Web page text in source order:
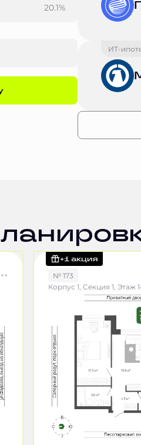
20.1%
ИТ-
+1 акция
№ 173
Корпус 1, Секция 1, Этаж